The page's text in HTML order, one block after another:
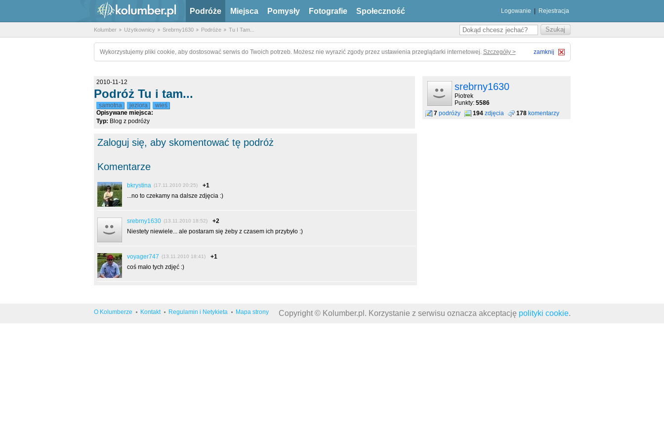
Podróże Miejsca Pomysły Fotografie Społeczność Logowanie Rejestracja
Kolumber Użytkownicy Srebrny1630 Podróże Tu I Tam...
Wykorzystujemy pliki cookie, aby dostosować serwis do Twoich potrzeb. Możesz nie wyrazić zgody przez ustawienia przeglądarki internetowej. Szczegóły > zamknij
2010-11-12
Podróż Tu i tam...
samotna jeziora
wieś
Opisywane miejsca:
Typ: Blog z podróży
Zaloguj się, aby skomentować tę podróż
Komentarze
bkrystina (17.11.2010 20:25)
+1
...no to czekamy na dalsze zdjęcia :)
srebrny1630 (13.11.2010 18:52)
+2
Niestety niewiele... ale postaram się żeby z czasem ich przybyło :)
voyager747 (13.11.2010 18:41)
+1
coś mało tych zdjęć :)
srebrny1630
Piotrek
Punkty: 5586
7 podróży 194 zdjęcia 178 komentarzy
O Kolumberze Kontakt Regulamin i Netykieta Mapa strony Copyright © Kolumber.pl. Korzystanie z serwisu oznacza akceptację polityki cookie.